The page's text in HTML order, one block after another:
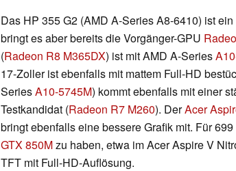
Das HP 355 G2 (AMD A-Series A8-6410) ist
bringt es aber bereits die Vorgänger-GPU
(Radeon R8 M365DX) ist mit AMD A-Series
17-Zoller ist ebenfalls mit mattem Full-HD
SeriesA10-5745M) kommt ebenfalls mit einer
Testkandidat (Radeon R7 M260). DerAcer
bringt ebenfalls eine bessere Grafik mit. Für
GTX 850Mzu haben, etwa im Acer Aspire V
TFT mit Full-HD-Auflösung.